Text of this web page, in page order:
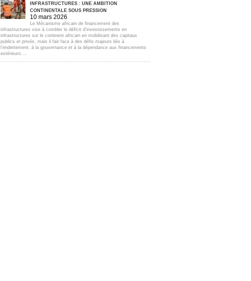
INFRASTRUCTURES : UNE AMBITION
CONTINENTALE SOUS PRESSION
10 mars 2026
Le Mécanisme africain de financement des
infrastructures vise à combler le déficit d’investissements en
infrastructures sur le continent africain en mobilisant des capitaux
publics et privés, mais il fait face à des défis majeurs liés à
l’endettement, à la gouvernance et à la dépendance aux financements
extérieurs....